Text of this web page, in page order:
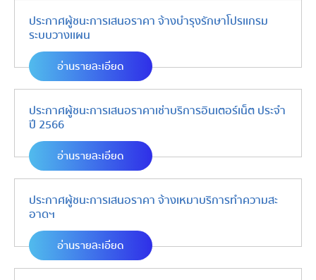
ประกาศผู้ชนะการเสนอราคา จ้างบำรุงรักษาโปรเเกรม
ระบบวางเเผน
อ่านรายละเอียด
ประกาศผู้ชนะการเสนอราคาเช่าบริการอินเตอร์เน็ต ประจำ
ปี 2566
อ่านรายละเอียด
ประกาศผู้ชนะการเสนอราคา จ้างเหมาบริการทำความสะ
อาดฯ
อ่านรายละเอียด